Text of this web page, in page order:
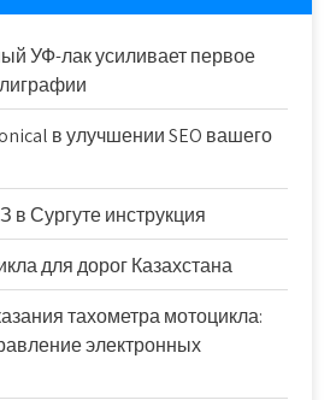
УФ-лак усиливает первое
в улучшении SEO вашего
в Сургуте инструкция
для дорог Казахстана
тахометра мотоцикла:
электронных